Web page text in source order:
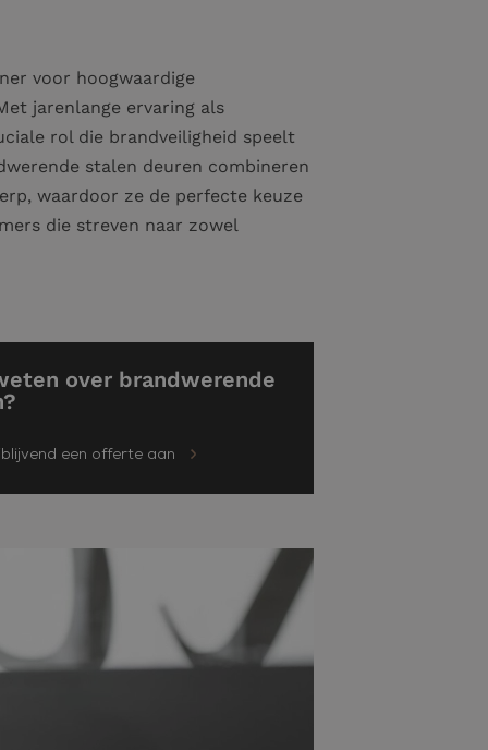
voor hoogwaardige
jarenlange ervaring als
rol die brandveiligheid speelt
stalen deuren combineren
waardoor ze de perfecte keuze
die streven naar zowel
over brandwerende
een offerte aan